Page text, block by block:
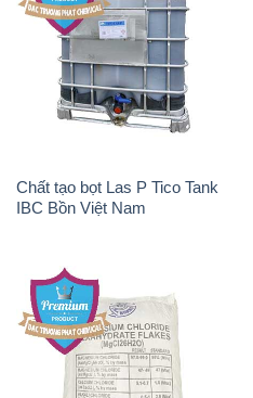
Chất tạo bọt Las P Tico Tank
IBC Bồn Việt Nam